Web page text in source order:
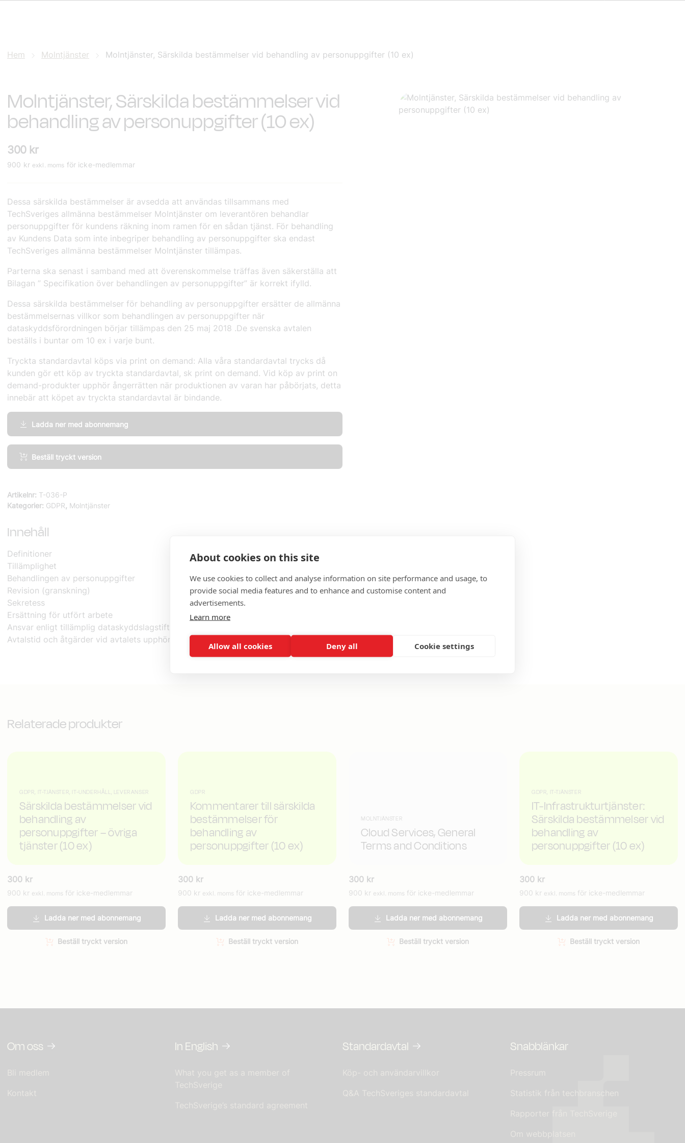
Hem Molntjänster Molntjänster, Särskilda bestämmelser vid behandling av personuppgifter (10 ex)
Molntjänster, Särskilda bestämmelser vid
behandling av personuppgifter (10 ex)
300 kr
900 kr exkl. moms för icke-medlemmar
Dessa särskilda bestämmelser är avsedda att användas tillsammans med
TechSveriges allmänna bestämmelser Molntjänster om leverantören behandlar
personuppgifter för kundens räkning inom ramen för en sådan tjänst. För behandling
av Kundens Data som inte inbegriper behandling av personuppgifter ska endast
TechSveriges allmänna bestämmelser Molntjänster tillämpas.
Parterna ska senast i samband med att överenskommelse träffas även säkerställa att
Bilagan ” Specifikation över behandlingen av personuppgifter” är korrekt ifylld.
Dessa särskilda bestämmelser för behandling av personuppgifter ersätter de allmänna
bestämmelsernas villkor som behandlingen av personuppgifter när
dataskyddsförordningen börjar tillämpas den 25 maj 2018 .De svenska avtalen
beställs i buntar om 10 ex i varje bunt.
Tryckta standardavtal köps via print on demand: Alla våra standardavtal trycks då
kunden gör ett köp av tryckta standardavtal, sk print on demand. Vid köp av print on
demand-produkter upphör ångerrätten när produktionen av varan har påbörjats, detta
innebär att köpet av tryckta standardavtal är bindande.
Ladda ner med abonnemang
Molntjänster,
Särskilda
behandling
av
(10
ex)
mängd
Beställ tryckt version
Artikelnr: T-036-P
Kategorier: GDPR, Molntjänster
Innehåll
Definitioner
Tillämplighet
Behandlingen av personuppgifter
Revision (granskning)
Sekretess
Ersättning för utfört arbete
Ansvar enligt tillämplig dataskyddslagstiftning
Avtalstid och åtgärder vid avtalets upphörande
Relaterade produkter
GDPR, IT-TJÄNSTER, IT-UNDERHÅLL, LEVERANSER
Särskilda bestämmelser vid
behandling av
personuppgifter – övriga
tjänster (10 ex)
300 kr
900 kr exkl. moms för icke-medlemmar
Ladda ner med abonnemang
Beställ tryckt version
GDPR
Kommentarer till särskilda
bestämmelser för
behandling av
personuppgifter (10 ex)
300 kr
900 kr exkl. moms för icke-medlemmar
Ladda ner med abonnemang
Beställ tryckt version
MOLNTJÄNSTER
Cloud Services, General
Terms and Conditions
300 kr
900 kr exkl. moms för icke-medlemmar
Ladda ner med abonnemang
Beställ tryckt version
GDPR, IT-TJÄNSTER
IT-Infrastrukturtjänster:
Särskilda bestämmelser vid
behandling av
personuppgifter (10 ex)
300 kr
900 kr exkl. moms för icke-medlemmar
Ladda ner med abonnemang
Beställ tryckt version
Om oss
Bli medlem
Kontakt
In English
What you get as a member of
TechSverige
TechSverige’s standard agreement
Standardavtal
Köp- och användarvillkor
Q&A TechSveriges standardavtal
Snabblänkar
Pressrum
Statistik från techbranschen
Rapporter från TechSverige
Om webbplatsen
About cookies on this site
We use cookies to collect and analyse information on site performance and usage, to
provide social media features and to enhance and customise content and
advertisements.
Learn more
Allow all cookies Deny all Cookie settings